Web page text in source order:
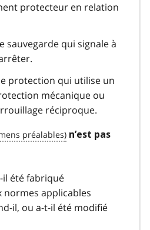
protecteur en relation
sauvegarde qui signale à
protection qui utilise un
mécanique ou
réciproque.
n’est pas
il été fabriqué
applicables
il, ou a-t-il été modifié